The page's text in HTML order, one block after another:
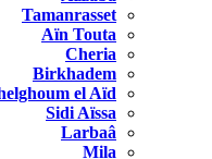
Tamanrasset
Aïn Touta
Cheria
Birkhadem
el Aïd
Sidi Aïssa
Larbaâ
Mila